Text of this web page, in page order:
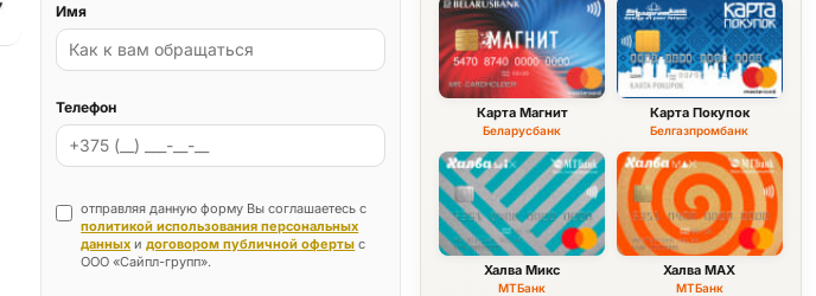
Имя
Телефон
отправляя данную форму Вы соглашаетесь с
политикой использования персональных
данных идоговором публичной оферты с
ООО «Сайпл-групп».
Карта Магнит
Беларусбанк
Карта Покупок
Белгазпромбанк
Халва Микс
МТБанк
Халва MAX
МТБанк